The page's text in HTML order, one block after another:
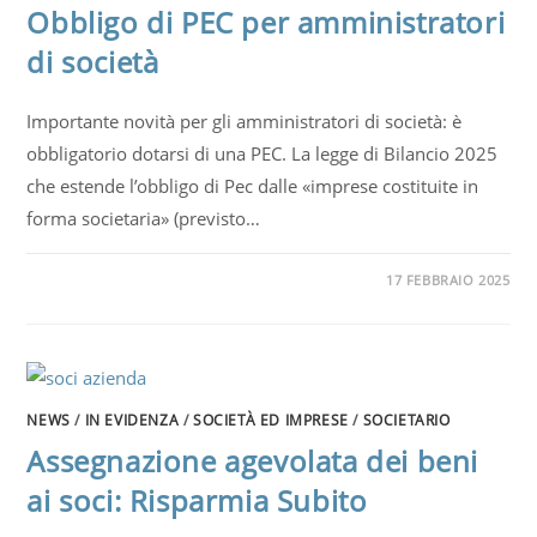
Obbligo di PEC per amministratori
di società
Importante novità per gli amministratori di società: è
obbligatorio dotarsi di una PEC. La legge di Bilancio 2025
che estende l’obbligo di Pec dalle «imprese costituite in
forma societaria» (previsto…
17 FEBBRAIO 2025
NEWS / IN EVIDENZA /SOCIETÀ ED IMPRESE / SOCIETARIO
Assegnazione agevolata dei beni
ai soci: Risparmia Subito